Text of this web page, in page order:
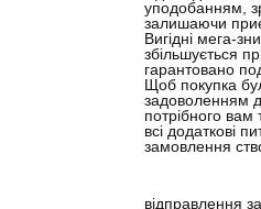
уподобанням,
залишаючи
Вигідні мега-
збільшується
гарантовано
Щоб покупка
задоволенням
потрібного вам
всі додаткові
замовлення
відправлення